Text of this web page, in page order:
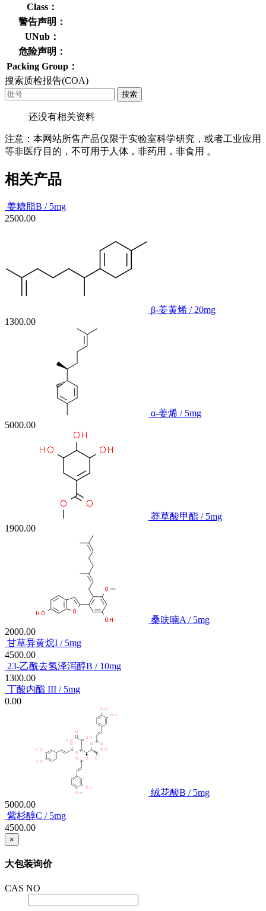
Class：
警告声明：
UNub：
危险声明：
Packing Group：
搜索质检报告(COA)
搜索
还没有相关资料
注意：本网站所售产品仅限于实验室科学研究，或者工业应用
等非医疗目的，不可用于人体，非药用，非食用 。
相关产品
姜糖脂B / 5mg
2500.00
β-姜黄烯 / 20mg
1300.00
α-姜烯 / 5mg
5000.00
莽草酸甲酯 / 5mg
1900.00
桑呋喃A / 5mg
2000.00
甘草异黄烷I / 5mg
4500.00
23-乙酰去氢泽泻醇B / 10mg
1300.00
丁酸内酯 III / 5mg
0.00
绒花酸B / 5mg
5000.00
紫杉醇C / 5mg
4500.00
×
大包装询价
CAS NO